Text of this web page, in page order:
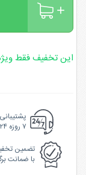
این تخفیف فقط
پشتیبانی
۷ روزه ۲۴ ساعته
تضمین
با ضمانت